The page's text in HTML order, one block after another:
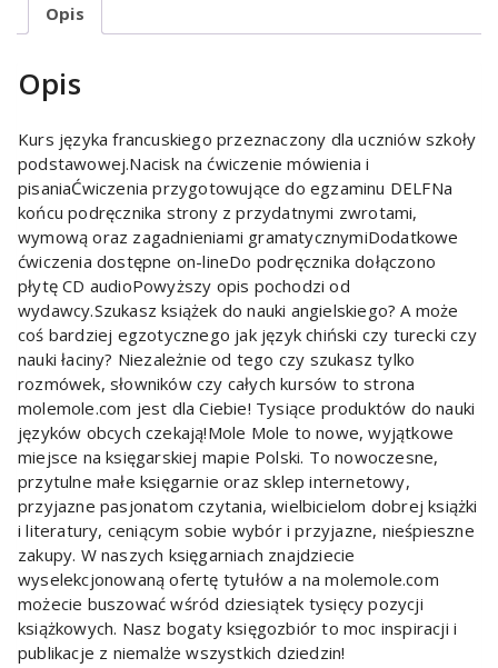
Opis
Opis
Kurs języka francuskiego przeznaczony dla uczniów szkoły
podstawowej.Nacisk na ćwiczenie mówienia i
pisaniaĆwiczenia przygotowujące do egzaminu DELFNa
końcu podręcznika strony z przydatnymi zwrotami,
wymową oraz zagadnieniami gramatycznymiDodatkowe
ćwiczenia dostępne on-lineDo podręcznika dołączono
płytę CD audioPowyższy opis pochodzi od
wydawcy.Szukasz książek do nauki angielskiego? A może
coś bardziej egzotycznego jak język chiński czy turecki czy
nauki łaciny? Niezależnie od tego czy szukasz tylko
rozmówek, słowników czy całych kursów to strona
molemole.com jest dla Ciebie! Tysiące produktów do nauki
języków obcych czekają!Mole Mole to nowe, wyjątkowe
miejsce na księgarskiej mapie Polski. To nowoczesne,
przytulne małe księgarnie oraz sklep internetowy,
przyjazne pasjonatom czytania, wielbicielom dobrej książki
i literatury, ceniącym sobie wybór i przyjazne, nieśpieszne
zakupy. W naszych księgarniach znajdziecie
wyselekcjonowaną ofertę tytułów a na molemole.com
możecie buszować wśród dziesiątek tysięcy pozycji
książkowych. Nasz bogaty księgozbiór to moc inspiracji i
publikacje z niemalże wszystkich dziedzin!